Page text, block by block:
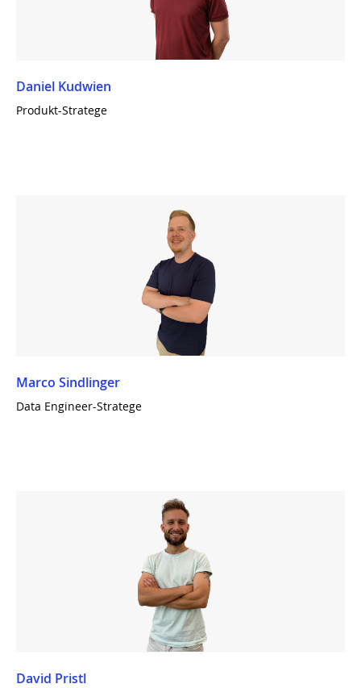
Daniel Kudwien
Produkt-Stratege
Marco Sindlinger
Data Engineer-Stratege
David Pristl